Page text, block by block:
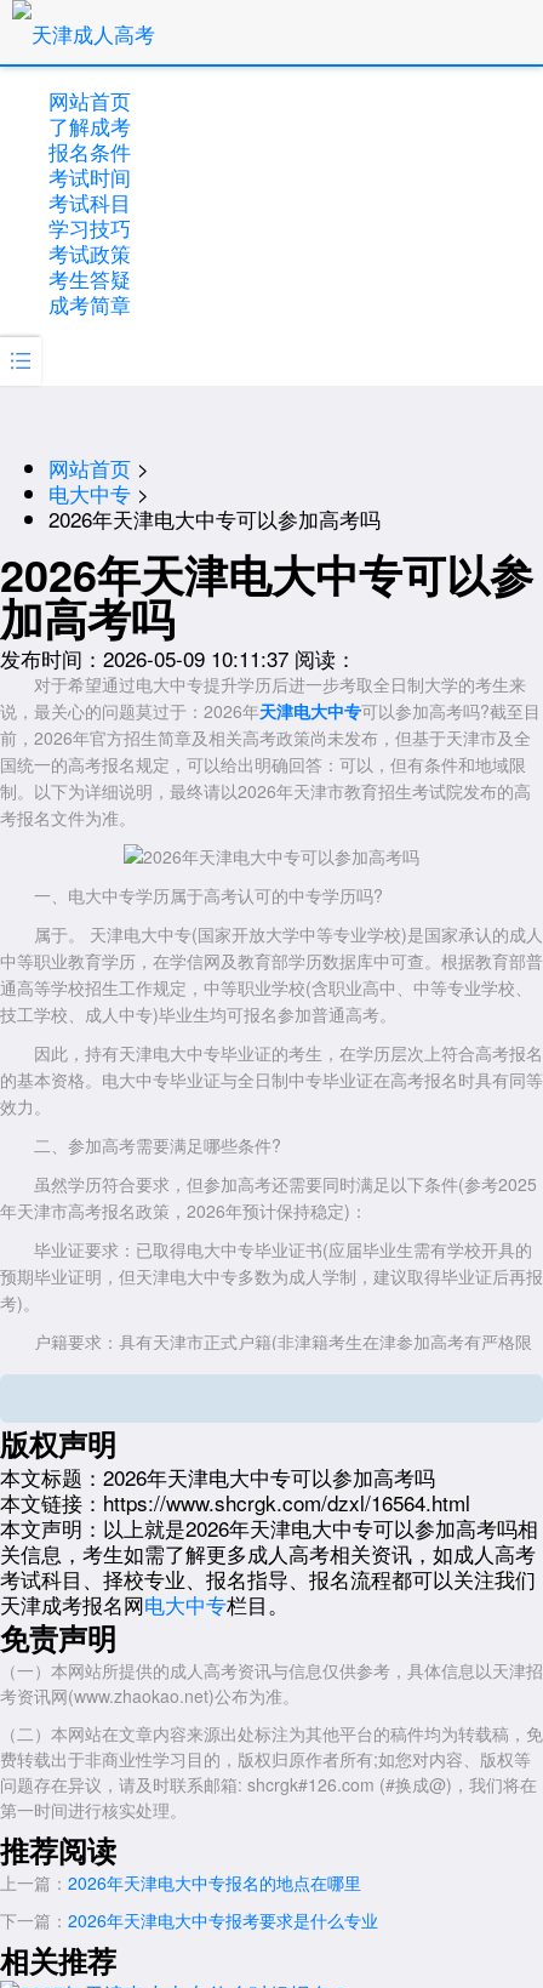
网站首页
了解成考
报名条件
考试时间
考试科目
学习技巧
考试政策
考生答疑
成考简章

网站首页 >
电大中专 >
2026年天津电大中专可以参加高考吗
2026年天津电大中专可以参
加高考吗
发布时间：2026-05-09 10:11:37 阅读：
对于希望通过电大中专提升学历后进一步考取全日制大学的考生来
说，最关心的问题莫过于：2026年天津电大中专可以参加高考吗?截至目
前，2026年官方招生简章及相关高考政策尚未发布，但基于天津市及全
国统一的高考报名规定，可以给出明确回答：可以，但有条件和地域限
制。以下为详细说明，最终请以2026年天津市教育招生考试院发布的高
考报名文件为准。
一、电大中专学历属于高考认可的中专学历吗?
属于。 天津电大中专(国家开放大学中等专业学校)是国家承认的成人
中等职业教育学历，在学信网及教育部学历数据库中可查。根据教育部普
通高等学校招生工作规定，中等职业学校(含职业高中、中等专业学校、
技工学校、成人中专)毕业生均可报名参加普通高考。
因此，持有天津电大中专毕业证的考生，在学历层次上符合高考报名
的基本资格。电大中专毕业证与全日制中专毕业证在高考报名时具有同等
效力。
二、参加高考需要满足哪些条件?
虽然学历符合要求，但参加高考还需要同时满足以下条件(参考2025
年天津市高考报名政策，2026年预计保持稳定)：
毕业证要求：已取得电大中专毕业证书(应届毕业生需有学校开具的
预期毕业证明，但天津电大中专多数为成人学制，建议取得毕业证后再报
考)。
户籍要求：具有天津市正式户籍(非津籍考生在津参加高考有严格限
制，通常需满足“户籍+学籍”双重要求)。
其他要求：未被高等学校开除学籍或处于停考期内。
最关键的限定条件是户籍。如果是外地户籍考生持有天津电大中专毕
业证，在天津市报名高考的可能性极低(随迁子女政策要求高中阶段在津
实际就读并有连续学籍，电大中专的非全日制性质不符合要求)。外地户
籍考生需返回户籍所在地报名高考，而户籍地是否接受成人中专学历，需
咨询当地教育考试院。
三、以哪种身份参加高考?
电大中专毕业生可以以“社会考生”身份报名参加普通高考，而非“应
届中职毕业生”通道。社会考生报名流程与在校生略有不同：
需自行在规定时间内(通常在每年10月至11月)前往户籍所在地的区招
办或教育考试院提交报名材料。
需提供：身份证、户口本、电大中专毕业证原件及复印件。
需参加统一的体检、外语口试(如需)等环节。
录取后与普通高中生入学待遇完全相同。
四、需要注意的限制和风险
部队院校、部分特殊类型招生可能要求全日制高中学历，电大中专可
能不符合此类特殊报名条件，需仔细阅读当年招生章程。
版权声明
本文标题： 2026年天津电大中专可以参加高考吗
本文链接： https://www.shcrgk.com/dzxl/16564.html
本文声明： 以上就是2026年天津电大中专可以参加高考吗相
关信息，考生如需了解更多成人高考相关资讯，如成人高考
考试科目、择校专业、报名指导、报名流程都可以关注我们
天津成考报名网电大中专栏目。
免责声明
（一）本网站所提供的成人高考资讯与信息仅供参考，具体信息以天津招
考资讯网(www.zhaokao.net)公布为准。
（二）本网站在文章内容来源出处标注为其他平台的稿件均为转载稿，免
费转载出于非商业性学习目的，版权归原作者所有;如您对内容、版权等
问题存在异议，请及时联系邮箱: shcrgk#126.com (#换成@)，我们将在
第一时间进行核实处理。
推荐阅读
上一篇： 2026年天津电大中专报名的地点在哪里
下一篇： 2026年天津电大中专报考要求是什么专业
相关推荐